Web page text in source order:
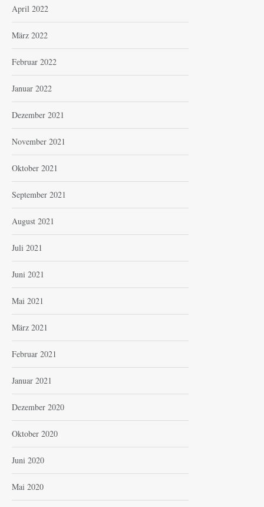
April 2022
März 2022
Februar 2022
Januar 2022
Dezember 2021
November 2021
Oktober 2021
September 2021
August 2021
Juli 2021
Juni 2021
Mai 2021
März 2021
Februar 2021
Januar 2021
Dezember 2020
Oktober 2020
Juni 2020
Mai 2020